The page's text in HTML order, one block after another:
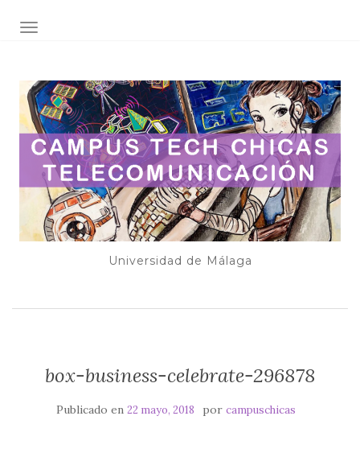
ALTERNAR NAVEGACIÓN
Universidad de Málaga
box-business-celebrate-296878
Publicado en 22 mayo, 2018 por campuschicas